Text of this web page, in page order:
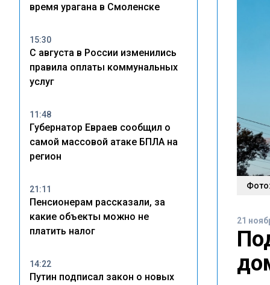
время урагана в Смоленске
15:30
С августа в России изменились
правила оплаты коммунальных
услуг
11:48
Губернатор Евраев сообщил о
самой массовой атаке БПЛА на
регион
21:11
Пенсионерам рассказали, за
какие объекты можно не
платить налог
14:22
Путин подписал закон о новых
21